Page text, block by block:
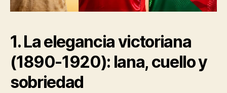
1. La elegancia victoriana
(1890-1920): lana, cuello y
sobriedad